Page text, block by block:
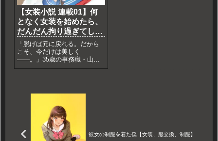
【女装小説 連載01】何
となく女装を始めたら、
だんだん拘り過ぎてしま
った件①
「脱げば元に戻れる。だから
こそ、今だけは美しく
――。」35歳の事務職・山田
悠人が、SNSで見かけた一枚
中に現れた「もう一人の自
分」。11万文字を超える圧倒
的な心理描写で綴る、疲れた
心に灯をともす変身と癒やし
の全記録。
彼女の制服を着た僕【女装、服交換、制服】